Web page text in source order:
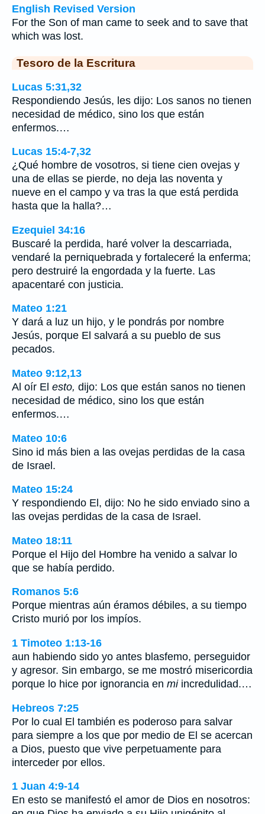
English Revised Version
For the Son of man came to seek and to save that
which was lost.
Tesoro de la Escritura
Lucas 5:31,32
Respondiendo Jesús, les dijo: Los sanos no tienen
necesidad de médico, sino los que están
enfermos.…
Lucas 15:4-7,32
¿Qué hombre de vosotros, si tiene cien ovejas y
una de ellas se pierde, no deja las noventa y
nueve en el campo y va tras la que está perdida
hasta que la halla?…
Ezequiel 34:16
Buscaré la perdida, haré volver la descarriada,
vendaré la perniquebrada y fortaleceré la enferma;
pero destruiré la engordada y la fuerte. Las
apacentaré con justicia.
Mateo 1:21
Y dará a luz un hijo, y le pondrás por nombre
Jesús, porque El salvará a su pueblo de sus
pecados.
Mateo 9:12,13
Al oír El esto, dijo: Los que están sanos no tienen
necesidad de médico, sino los que están
enfermos.…
Mateo 10:6
Sino id más bien a las ovejas perdidas de la casa
de Israel.
Mateo 15:24
Y respondiendo El, dijo: No he sido enviado sino a
las ovejas perdidas de la casa de Israel.
Mateo 18:11
Porque el Hijo del Hombre ha venido a salvar lo
que se había perdido.
Romanos 5:6
Porque mientras aún éramos débiles, a su tiempo
Cristo murió por los impíos.
1 Timoteo 1:13-16
aun habiendo sido yo antes blasfemo, perseguidor
y agresor. Sin embargo, se me mostró misericordia
porque lo hice por ignorancia en miincredulidad.…
Hebreos 7:25
Por lo cual El también es poderoso para salvar
para siempre a los que por medio de El se acercan
a Dios, puesto que vive perpetuamente para
interceder por ellos.
1 Juan 4:9-14
En esto se manifestó el amor de Dios en nosotros: